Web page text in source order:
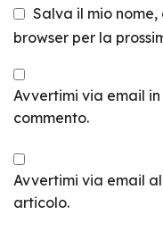
Salva il mio
browser per la
Avvertimi via email
commento.
Avvertimi via email
articolo.